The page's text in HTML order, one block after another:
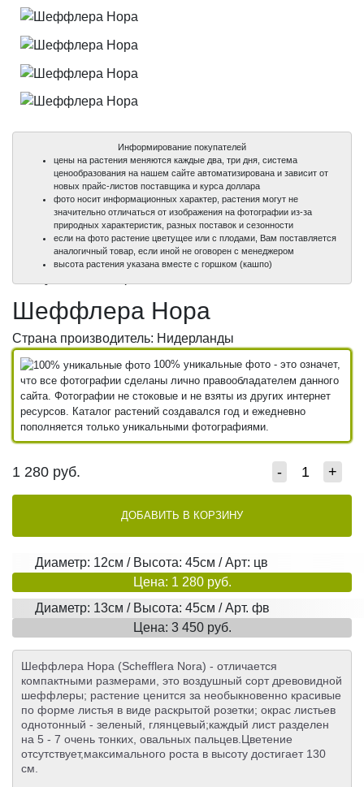
100%
100%
100%
100%
Информирование покупателей
цены на растения меняются каждые два, три дня, система
ценообразования на нашем сайте автоматизирована и зависит от
новых прайс-листов поставщика и курса доллара
фото носит информационных характер, растения могут не
значительно отличаться от изображения на фотографии из-за
природных характеристик, разных поставок и сезонности
если на фото растение цветущее или с плодами, Вам поставляется
аналогичный товар, если иной не оговорен с менеджером
высота растения указана вместе с горшком (кашпо)
Шеффлера Нора
Страна производитель: Нидерланды
100% уникальные фото - это означет,
что все фотографии сделаны лично правообладателем данного
сайта. Фотографии не стоковые и не взяты из других интернет
ресурсов. Каталог растений создавался год и ежедневно
пополняется только уникальными фотографиями.
1 280 руб. - +
ДОБАВИТЬ В КОРЗИНУ
Диаметр: 12см / Высота: 45см / Арт: цв
Цена: 1 280 руб.
Диаметр: 13см / Высота: 45см / Арт. фв
Цена: 3 450 руб.
Шеффлера Нора (Schefflera Nora) - отличается
компактными размерами, это воздушный сорт древовидной
шеффлеры; растение ценится за необыкновенно красивые
по форме листья в виде раскрытой розетки; окрас листьев
однотонный - зеленый, глянцевый;каждый лист разделен
на 5 - 7 очень тонких, овальных пальцев.Цветение
отсутствует,максимального роста в высоту достигает 130
см.